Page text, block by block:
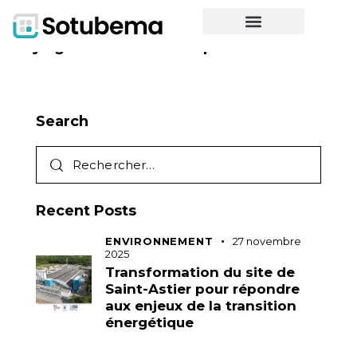
No posts found on your query!
Search
Recent Posts
ENVIRONNEMENT
27 novembre
2025
Transformation du site de
Saint-Astier pour répondre
aux enjeux de la transition
énergétique